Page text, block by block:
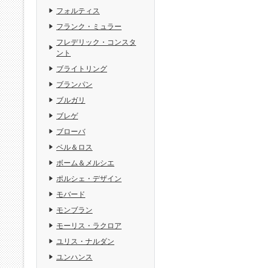
フォルティス
フランク・ミュラー
フレデリック・コンスタ
ント
ブライトリング
ブランパン
ブルガリ
ブレゲ
ブローバ
ベル＆ロス
ボーム＆メルシエ
ポルシェ・デザイン
モバード
モンブラン
モーリス・ラクロア
ユリス・ナルダン
ユンハンス